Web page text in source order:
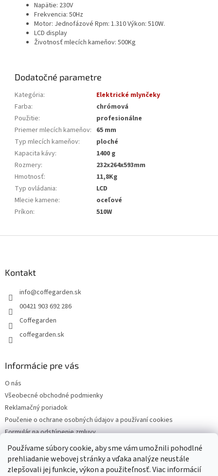
Používame súbory cookie, aby sme vám umožnili pohodlné
prehliadanie webovej stránky a vďaka analýze neustále
zlepšovali jej funkcie, výkon a použiteľnosť. Viac informácií
Napätie: 230V
Frekvencia: 50Hz
Motor: Jednofázové Rpm: 1.310 Výkon: 510W.
LCD display
Životnosť mlecích kameňov: 500Kg
Dodatočné parametre
Kategória:
Elektrické mlynčeky
Farba:
chrómová
Použitie:
profesionálne
Priemer mlecích kameňov: 65 mm
Typ mlecích kameňov:
ploché
Kapacita kávy:
1400 g
Rozmery:
232x264x593mm
Hmotnosť:
11,8Kg
Typ ovládania:
LCD
Mlecie kamene:
oceľové
Príkon: 510W
Kontakt
info@coffegarden.sk
00421 903 692 286
Coffegarden
coffegarden.sk
Informácie pre vás
O nás
Všeobecné obchodné podmienky
Reklamačný poriadok
Poučenie o ochrane osobných údajov a používaní cookies
Formulár na odstúpenie zmluvy
Reklamačný formulár
Kontakty